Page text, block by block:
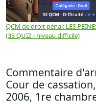
QCM de droit pénal: LES
(33 QUIZ - niveau difficile)
Commentaire
Cour de
2006, 1re